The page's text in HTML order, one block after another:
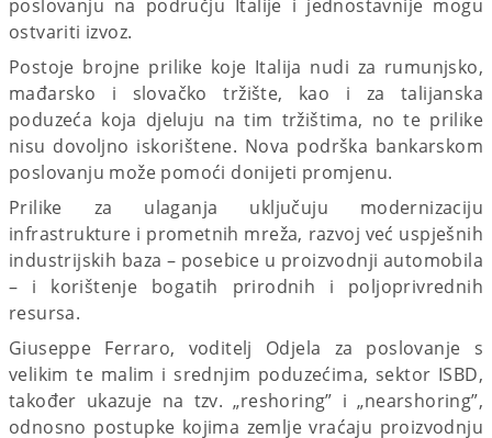
poslovanju na području Italije i jednostavnije mogu
ostvariti izvoz.
Postoje brojne prilike koje Italija nudi za rumunjsko,
mađarsko i slovačko tržište, kao i za talijanska
poduzeća koja djeluju na tim tržištima, no te prilike
nisu dovoljno iskorištene. Nova podrška bankarskom
poslovanju može pomoći donijeti promjenu.
Prilike za ulaganja uključuju modernizaciju
infrastrukture i prometnih mreža, razvoj već uspješnih
industrijskih baza – posebice u proizvodnji automobila
– i korištenje bogatih prirodnih i poljoprivrednih
resursa.
Giuseppe Ferraro, voditelj Odjela za poslovanje s
velikim te malim i srednjim poduzećima, sektor ISBD,
također ukazuje na tzv. „reshoring” i „nearshoring”,
odnosno postupke kojima zemlje vraćaju proizvodnju